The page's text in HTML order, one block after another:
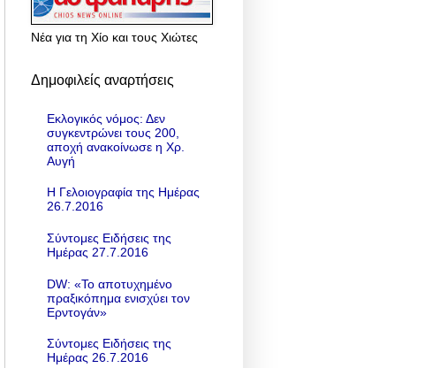
Νέα για τη Χίο και τους Χιώτες
Δημοφιλείς αναρτήσεις
Εκλογικός νόμος: Δεν
συγκεντρώνει τους 200,
αποχή ανακοίνωσε η Χρ.
Αυγή
Η Γελοιογραφία της Ημέρας
26.7.2016
Σύντομες Ειδήσεις της
Ημέρας 27.7.2016
DW: «To αποτυχημένο
πραξικόπημα ενισχύει τον
Ερντογάν»
Σύντομες Ειδήσεις της
Ημέρας 26.7.2016